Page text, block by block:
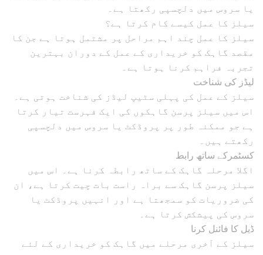
یا سروس میں دلچسپی رکھتا ہے۔
سیلز کا عمل کیسے کام کرتا ہے؟
سیلز کا عمل چند اہم مراحل پر مشتمل ہوتا ہے جن کا
مقصد گاہک کو خریداری کے عمل کے دوران بہترین
تجربہ فراہم کرنا ہوتا ہے۔
لیڈز کی شناخت
سیلز کے عمل کی پہلی سٹیپ لیڈز کی شناخت ہوتی ہے۔
اس میں سیلز پرسن گاہکوں کی ایک فہرست تیار کرتا
ہے جو ممکنہ طور پر پروڈکٹ یا سروس میں دلچسپی
رکھتے ہیں۔
کسٹمرکے ساتھ رابط
اگلا مرحلہ گاہک کے ساتھ رابطہ کرنا ہے۔ اس میں
سیلز پرسن گاہک سے براہ راست بات چیت کرتا ہے، ان
کی ضروریات کو سمجھتا ہے اور انہیں پروڈکٹ یا
سروس کی پیشکش کرتا ہے۔
ڈیل کا فائنل کرنا
سیلز کے آخری مرحلے میں گاہک کو خریداری کے لئے